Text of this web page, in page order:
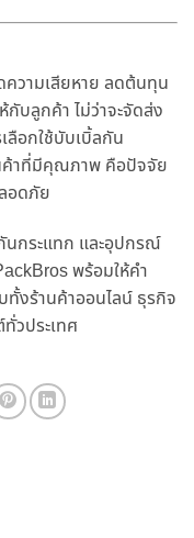
วามเสียหาย ลดต้นทุน
กับลูกค้า ไม่ว่าจะจัดส่ง
อกใช้บับเบิ้ลกัน
ค้าที่มีคุณภาพ คือปัจจัย
อดภัย
นกระแทก และอุปกรณ์
พร้อมให้คำ
ทั้งร้านค้าออนไลน์ ธุรกิจ
วประเทศ